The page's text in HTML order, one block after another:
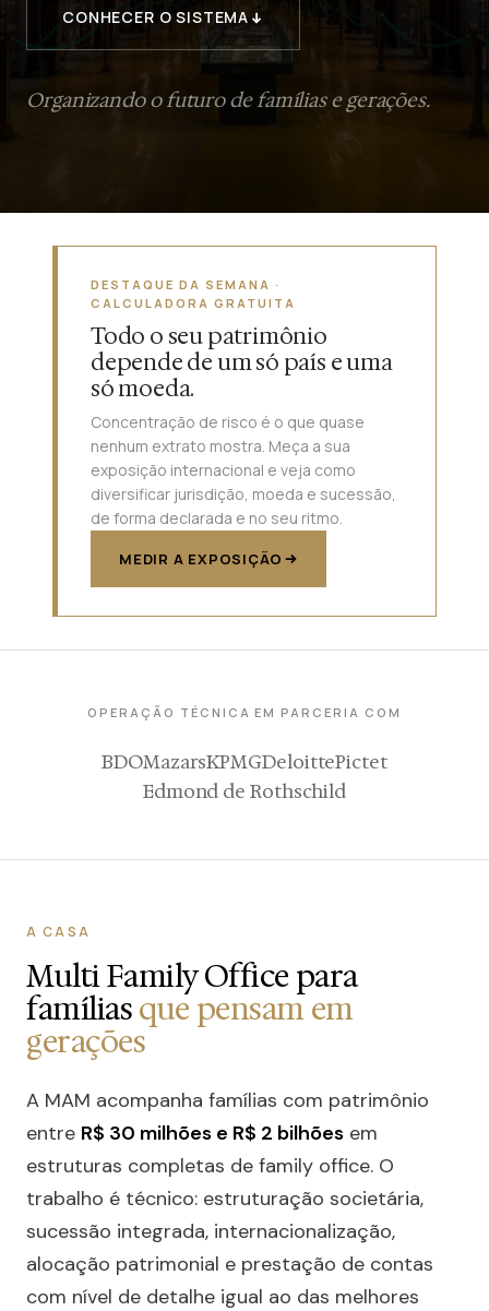
CONHECER O SISTEMA
Organizando o futuro de famílias e gerações.
DESTAQUE DA SEMANA ·
CALCULADORA GRATUITA
Todo o seu patrimônio
depende de um só país e uma
só moeda.
Concentração de risco é o que quase
nenhum extrato mostra. Meça a sua
exposição internacional e veja como
diversificar jurisdição, moeda e sucessão,
de forma declarada e no seu ritmo.
MEDIR A EXPOSIÇÃO
OPERAÇÃO TÉCNICA EM PARCERIA COM
BDOMazarsKPMGDeloittePictet
Edmond de Rothschild
A CASA
Multi Family Office para
famíliasque pensam em
gerações
A MAM acompanha famílias com patrimônio
entre R$ 30 milhões e R$ 2 bilhões em
estruturas completas de family office. O
trabalho é técnico: estruturação societária,
sucessão integrada, internacionalização,
alocação patrimonial e prestação de contas
com nível de detalhe igual ao das melhores